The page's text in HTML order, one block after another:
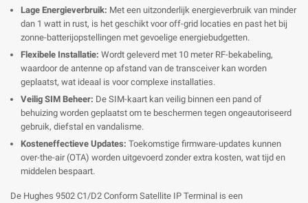
Lage Energieverbruik: Met een uitzonderlijk energieverbruik van minder
dan 1 watt in rust, is het geschikt voor off-grid locaties en past het bij
zonne-batterijopstellingen met gevoelige energiebudgetten.
Flexibele Installatie: Wordt geleverd met 10 meter RF-bekabeling,
waardoor de antenne op afstand van de transceiver kan worden
geplaatst, wat ideaal is voor complexe installaties.
Veilig SIM Beheer: De SIM-kaart kan veilig binnen een pand of
behuizing worden geplaatst om te beschermen tegen ongeautoriseerd
gebruik, diefstal en vandalisme.
Kosteneffectieve Updates: Toekomstige firmware-updates kunnen
over-the-air (OTA) worden uitgevoerd zonder extra kosten, wat tijd en
middelen bespaart.
De Hughes 9502 C1/D2 Conform Satellite IP Terminal is een